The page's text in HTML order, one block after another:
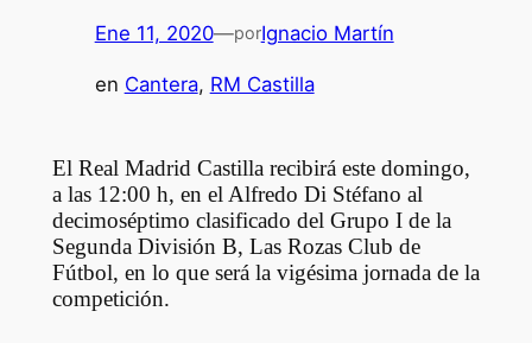
Ene 11, 2020—porIgnacio Martín
en Cantera, RM Castilla
El Real Madrid Castilla recibirá este domingo,
a las 12:00 h, en el Alfredo Di Stéfano al
decimoséptimo clasificado del Grupo I de la
Segunda División B, Las Rozas Club de
Fútbol, en lo que será la vigésima jornada de la
competición.